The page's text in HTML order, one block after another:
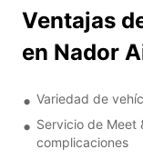
Ventajas
en Nador
Variedad de
Servicio de Meet
complicaciones